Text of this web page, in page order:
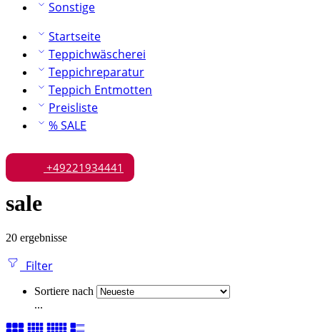
Sonstige
Startseite
Teppichwäscherei
Teppichreparatur
Teppich Entmotten
Preisliste
% SALE
+49221934441
sale
20 ergebnisse
Filter
Sortiere nach
...